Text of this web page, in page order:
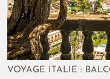
VOYAGE ITALIE :